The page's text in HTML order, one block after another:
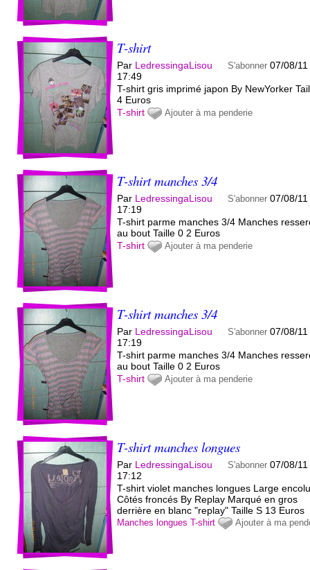
T-shirt
Par LedressingaLisou S'abonner 07/08/11
17:49
T-shirt gris imprimé japon By NewYorker
4 Euros
T-shirt
Ajouter à ma penderie
T-shirt manches 3/4
Par LedressingaLisou S'abonner 07/08/11
17:19
T-shirt parme manches 3/4 Manches
au bout Taille 0 2 Euros
T-shirt
Ajouter à ma penderie
T-shirt manches 3/4
Par LedressingaLisou S'abonner 07/08/11
17:19
T-shirt parme manches 3/4 Manches
au bout Taille 0 2 Euros
T-shirt
Ajouter à ma penderie
T-shirt manches longues
Par LedressingaLisou S'abonner 07/08/11
17:12
T-shirt violet manches longues Large
Côtés froncés By Replay Marqué en gros
derrière en blanc "replay" Taille S 13 Euros
Manches longues T-shirt Ajouter à ma